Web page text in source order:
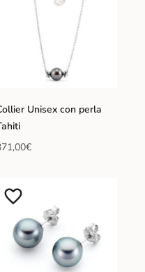
Unisex con perla
€